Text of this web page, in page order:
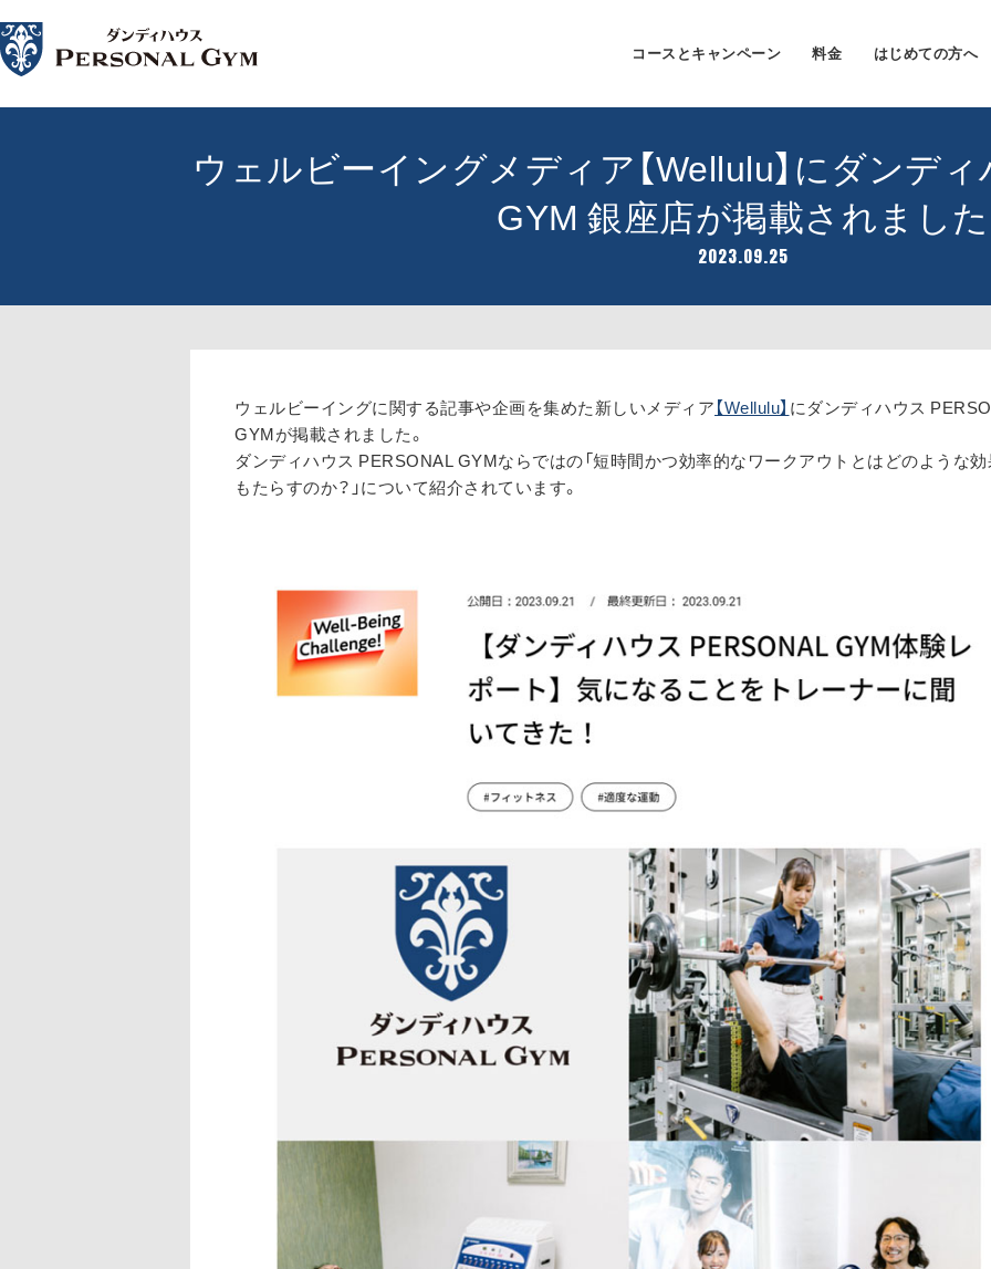
ウェルビーイングメディア【Wellulu】にダンデ
GYM 銀座店が掲載されました
2023.09.25
ウェルビーイングに関する記事や企画を集めた新しいメディア【Wellulu】 にダンディハウス
GYMが掲載されました。
ダンディハウス PERSONAL GYMならではの「短時間かつ効率的なワークアウトとはどのような効
もたらすのか？」について紹介されています。
コースとキャンペーン 料金 はじめての方へ